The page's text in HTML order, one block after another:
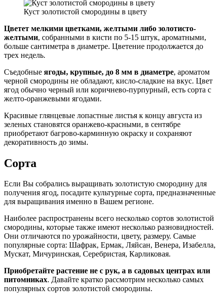
Куст золотистой смородины в цвету
Цветет мелкими цветками, желтыми либо золотисто-
желтыми, собранными в кисти по 5-15 штук, ароматными,
больше сантиметра в диаметре. Цветение продолжается до
трех недель.
Съедобные ягоды, крупные, до 8 мм в диаметре, ароматом
черной смородины не обладают, кисло-сладкие на вкус. Цвет
ягод обычно черный или коричнево-пурпурный, есть сорта с
желто-оранжевыми ягодами.
Красивые глянцевые лопастные листья к концу августа из
зеленых становятся оранжево-красными, в сентябре
приобретают багрово-карминную окраску и сохраняют
декоративность до зимы.
Сорта
Если Вы собрались выращивать золотистую смородину для
получения ягод, посадите культурные сорта, предназначенные
для выращивания именно в Вашем регионе.
Наиболее распространены всего несколько сортов золотистой
смородины, которые также имеют несколько разновидностей.
Они отличаются по урожайности, цвету, размеру. Самые
популярные сорта: Шафрак, Ермак, Ляйсан, Венера, Изабелла,
Мускат, Мичуринская, Серебристая, Карликовая.
Приобретайте растение не с рук, а в садовых центрах или
питомниках. Давайте кратко рассмотрим несколько самых
популярных сортов золотистой смородины.